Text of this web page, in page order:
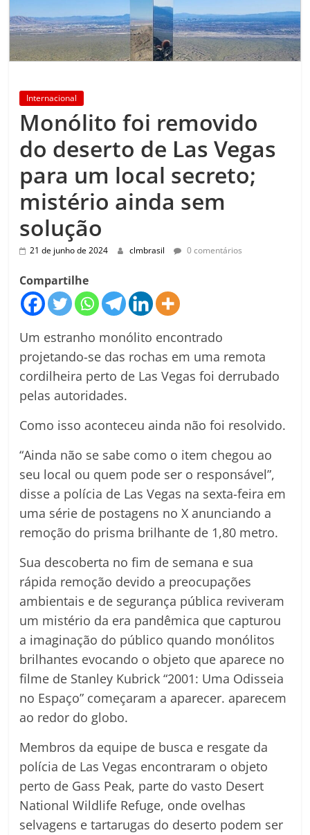
Internacional
Monólito foi removido
do deserto de Las Vegas
para um local secreto;
mistério ainda sem
solução
21 de junho de 2024 clmbrasil 0 comentários
Compartilhe
Um estranho monólito encontrado
projetando-se das rochas em uma remota
cordilheira perto de Las Vegas foi derrubado
pelas autoridades.
Como isso aconteceu ainda não foi resolvido.
“Ainda não se sabe como o item chegou ao
seu local ou quem pode ser o responsável”,
disse a polícia de Las Vegas na sexta-feira em
uma série de postagens no X anunciando a
remoção do prisma brilhante de 1,80 metro.
Sua descoberta no fim de semana e sua
rápida remoção devido a preocupações
ambientais e de segurança pública reviveram
um mistério da era pandêmica que capturou
a imaginação do público quando monólitos
brilhantes evocando o objeto que aparece no
filme de Stanley Kubrick “2001: Uma Odisseia
no Espaço” começaram a aparecer. aparecem
ao redor do globo.
Membros da equipe de busca e resgate da
polícia de Las Vegas encontraram o objeto
perto de Gass Peak, parte do vasto Desert
National Wildlife Refuge, onde ovelhas
selvagens e tartarugas do deserto podem ser